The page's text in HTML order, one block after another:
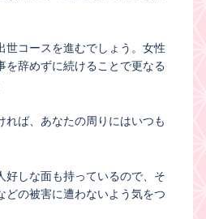
世コースを進むでしょう。女性
を辞めずに続けることで更なる
れば、あなたの周りにはいつも
好しな面も持っているので、そ
どの被害に遭わないよう気をつ